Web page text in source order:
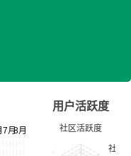
用户活跃度